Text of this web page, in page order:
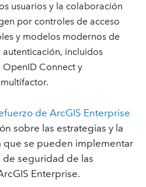
usuarios y la colaboración
por controles de acceso
y modelos modernos de
autenticación, incluidos
OpenID Connect y
de ArcGIS Enterprise
sobre las estrategias y la
que se pueden implementar
de seguridad de las
Enterprise.